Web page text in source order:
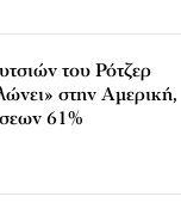
του Ρότζερ
στην Αμερική,
61%